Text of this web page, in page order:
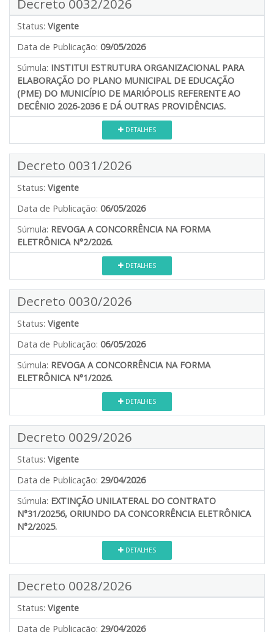
Decreto 0032/2026
Status: Vigente
Data de Publicação: 09/05/2026
Súmula: INSTITUI ESTRUTURA ORGANIZACIONAL PARA
ELABORAÇÃO DO PLANO MUNICIPAL DE EDUCAÇÃO
(PME) DO MUNICÍPIO DE MARIÓPOLIS REFERENTE AO
DECÊNIO 2026-2036 E DÁ OUTRAS PROVIDÊNCIAS.
DETALHES
Decreto 0031/2026
Status: Vigente
Data de Publicação: 06/05/2026
Súmula: REVOGA A CONCORRÊNCIA NA FORMA
ELETRÔNICA N°2/2026.
DETALHES
Decreto 0030/2026
Status: Vigente
Data de Publicação: 06/05/2026
Súmula: REVOGA A CONCORRÊNCIA NA FORMA
ELETRÔNICA N°1/2026.
DETALHES
Decreto 0029/2026
Status: Vigente
Data de Publicação: 29/04/2026
Súmula: EXTINÇÃO UNILATERAL DO CONTRATO
N°31/20256, ORIUNDO DA CONCORRÊNCIA ELETRÔNICA
N°2/2025.
DETALHES
Decreto 0028/2026
Status: Vigente
Data de Publicação: 29/04/2026